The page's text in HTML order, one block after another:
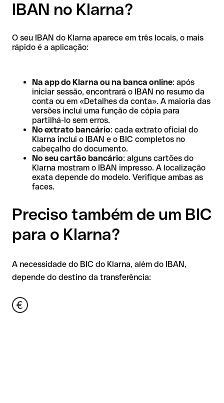
IBAN no Klarna?
O seu IBAN do Klarna aparece em três locais, o mais
rápido é a aplicação:
Na app do Klarna ou na banca online: após
iniciar sessão, encontrará o IBAN no resumo da
conta ou em «Detalhes da conta». A maioria das
versões inclui uma função de cópia para
partilhá-lo sem erros.
No extrato bancário: cada extrato oficial do
Klarna inclui o IBAN e o BIC completos no
cabeçalho do documento.
No seu cartão bancário: alguns cartões do
Klarna mostram o IBAN impresso. A localização
exata depende do modelo. Verifique ambas as
faces.
Preciso também de um BIC
para o Klarna?
A necessidade do BIC do Klarna, além do IBAN,
depende do destino da transferência: